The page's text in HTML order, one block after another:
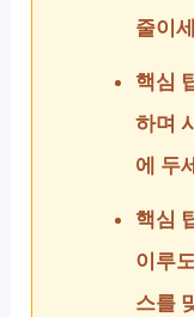
줄이
핵심
하며
에 두
핵심
이루
스를